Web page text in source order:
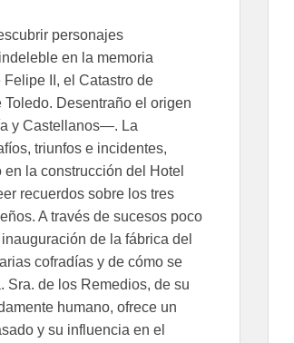
personajes
en la memoria
II, el Catastro de
Desentraño el origen
y Castellanos—. La
triunfos e incidentes,
la construcción del Hotel
recuerdos sobre los tres
A través de sucesos poco
de la fábrica del
cofradías y de cómo se
Sra. de los Remedios, de su
humano, ofrece un
y su influencia en el